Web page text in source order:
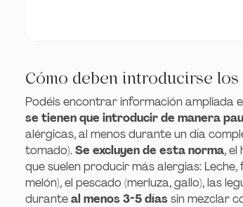
Cómo deben introducirse
Podéis encontrar información ampliada
se tienen que introducir de manera
alérgicas, al menos durante un día
tomado).Se excluyen de esta norma, el
que suelen producir más alergias:
melón), el pescado (merluza, gallo), las
duranteal menos 3-5 díassin mezclar